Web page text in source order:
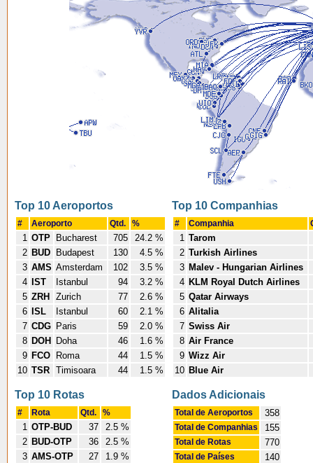
Top 10 Aeroportos
# Aeroporto Qtd. %
1 OTP Bucharest 705
24.2 %
2 BUD Budapest 130
4.5 %
3 AMS Amsterdam 102
3.5 %
4
IST Istanbul 94
3.2 %
5 ZRH Zurich 77
2.6 %
6
ISL Istanbul 60
2.1 %
7 CDG Paris 59
2.0 %
8 DOH Doha 46
1.6 %
9 FCO Roma 44
1.5 %
10 TSR Timisoara 44 1.5 %
Top 10 Companhias
# Companhia
1 Tarom
2 Turkish Airlines
3 Malev - Hungarian Airlines
4 KLM Royal Dutch Airlines
5 Qatar Airways
6 Alitalia
7 Swiss Air
8 Air France
9 Wizz Air
10 Blue Air
Top 10 Rotas
# Rota Qtd. %
1 OTP-BUD 37
2.5 %
2 BUD-OTP 36
2.5 %
3 AMS-OTP 27
1.9 %
Dados Adicionais
Total de Aeroportos 358
Total de Companhias 155
Total de Rotas 770
Total de Países 140